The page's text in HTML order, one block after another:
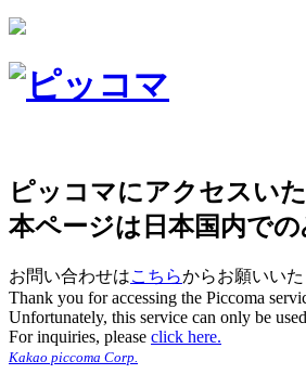
ピッコマにアクセスい
本ページは日本国内での
お問い合わせはこちらからお願いいた
Thank you for accessing the Piccoma
Unfortunately, this service can only be
For inquiries, please click here.
Kakao piccoma Corp.